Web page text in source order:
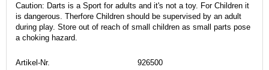
Caution: Darts is a Sport for adults and it's not a toy. For Children it
is dangerous. Therfore Children should be supervised by an adult
during play. Store out of reach of small children as small parts pose
a choking hazard.
Artikel-Nr.
926500